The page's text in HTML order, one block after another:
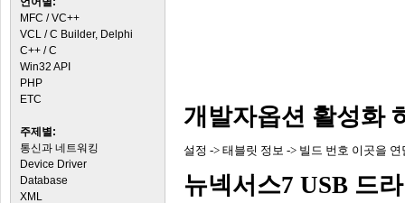
MFC / VC++
VCL / C Builder, Delphi
C++ / C
Win32 API
PHP
ETC
주제별:
통신과 네트워킹
Device Driver
Database
XML
개발자옵션 활성화
설정 -> 태블릿 정보 -> 빌드 번호 이곳을
뉴넥서스7 USB 드